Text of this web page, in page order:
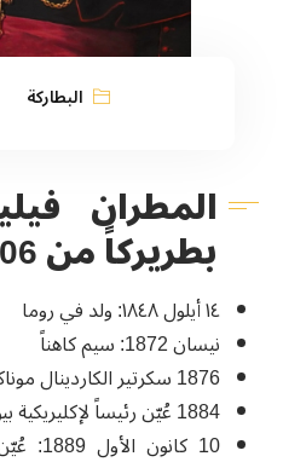
البطاركة
​​​​​​​المطران
بطريركاً من 1906 إلى 1919
١٤ أيلول ١٨٤٨: ولد في روما
نيسان 1872: سيم كاهناً
1876 سكرتير الكاردينال موناكو لافاليتا
1884 عُيّن رئيساً لإكليريكية بيو
10